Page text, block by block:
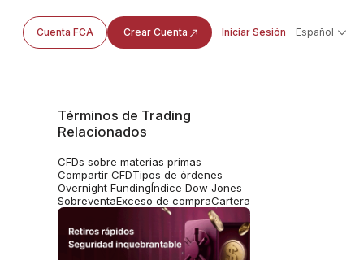
Cuenta FCA Crear Cuenta Iniciar Sesión Español
Términos de Trading
Relacionados
CFDs sobre materias primas
Compartir CFDTipos de órdenes
Overnight FundingÍndice Dow Jones
SobreventaExceso de compraCartera